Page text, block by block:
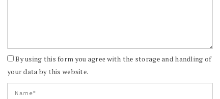
By using this form you agree with the storage and handling of
your data by this website.